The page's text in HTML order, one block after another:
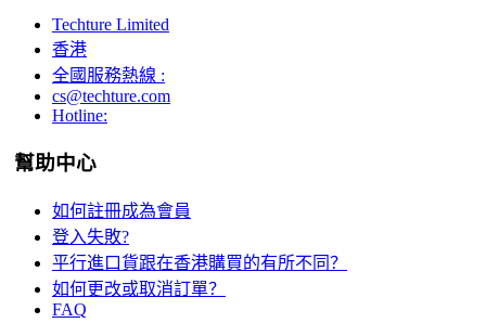
Techture Limited
香港
全國服務熱線 :
cs@techture.com
Hotline:
幫助中心
如何註冊成為會員
登入失敗?
平行進口貨跟在香港購買的有所不同？
如何更改或取消訂單？
FAQ